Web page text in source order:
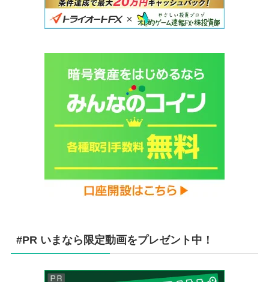
#PR いまなら限定動画をプレゼント中！